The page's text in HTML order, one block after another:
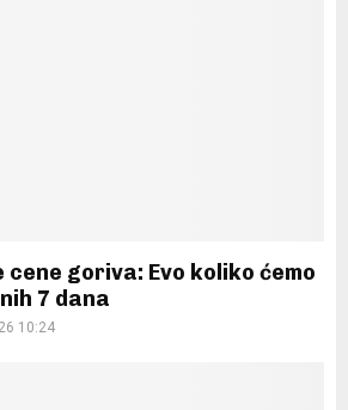
cene goriva: Evo koliko ćemo
7 dana
10:24